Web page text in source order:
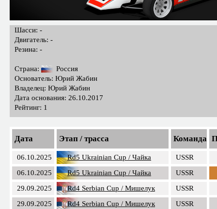
Шасси: -
Двигатель: -
Резина: -
Страна:
Россия
Основатель: Юрий Жабин
Владелец: Юрий Жабин
Дата основания: 26.10.2017
Рейтинг: 1
Дата Этап / трасса Команда
06.10.2025 Rd5 Ukrainian Cup / Чайка
USSR
06.10.2025
Rd5 Ukrainian Cup / Чайка
USSR
29.09.2025
Rd4 Serbian Cup / Мишелук
USSR
29.09.2025
Rd4 Serbian Cup / Мишелук
USSR